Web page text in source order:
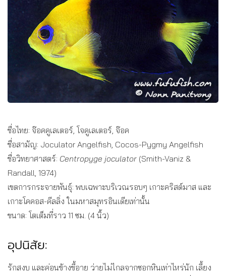
ชื่อไทย: จ๊อคคูเลเตอร์, โจคูเลเตอร์, จ๊อค
ชื่อสามัญ: Joculator Angelfish, Cocos-Pygmy Angelfish
ชื่อวิทยาศาสตร์: Centropyge joculator (Smith-Vaniz &
Randall, 1974)
เขตการกระจายพันธุ์: พบเฉพาะบริเวณรอบๆ เกาะคริสต์มาส และ
เกาะโคคอส-คีลลิ่ง ในมหาสมุทรอินเดียเท่านั้น
ขนาด: โตเต็มที่ราว 11 ซม. (4 นิ้ว)
อุปนิสัย:
รักสงบ และค่อนข้างขี้อาย ว่ายไม่ไกลจากซอกหินเท่าไหร่นัก เลี้ยง